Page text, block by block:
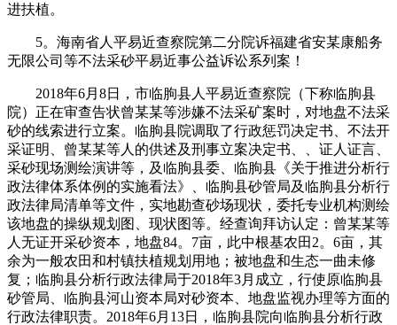
进扶植。
5。海南省人平易近查察院第二分院诉福建省安某康船务
无限公司等不法采砂平易近事公益诉讼系列案！
2018年6月8日，市临朐县人平易近查察院（下称临朐县
院）正在审查告状曾某某等涉嫌不法采矿案时，对地盘不法采
砂的线索进行立案。临朐县院调取了行政惩罚决定书、不法开
采证明、曾某某等人的供述及刑事立案决定书、、证人证言、
采砂现场测绘演讲等，及临朐县委、临朐县《关于推进分析行
政法律体系体例的实施看法》、临朐县砂管局及临朐县分析行
政法律局清单等文件，实地勘查砂场现状，委托专业机构测绘
该地盘的操纵规划图、现状图等。经查询拜访认定：曾某某等
人无证开采砂资本，地盘84。7亩，此中根基农田2。6亩，其
余为一般农田和村镇扶植规划用地；被地盘和生态一曲未修
复；临朐县分析行政法律局于2018年3月成立，行使原临朐县
砂管局、临朐县河山资本局对砂资本、地盘监视办理等方面的
行政法律职责。2018年6月13日，临朐县院向临朐县分析行政